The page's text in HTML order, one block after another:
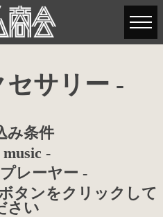
セサリー -
み条件
-
レーヤー -
タンをクリックして
さい